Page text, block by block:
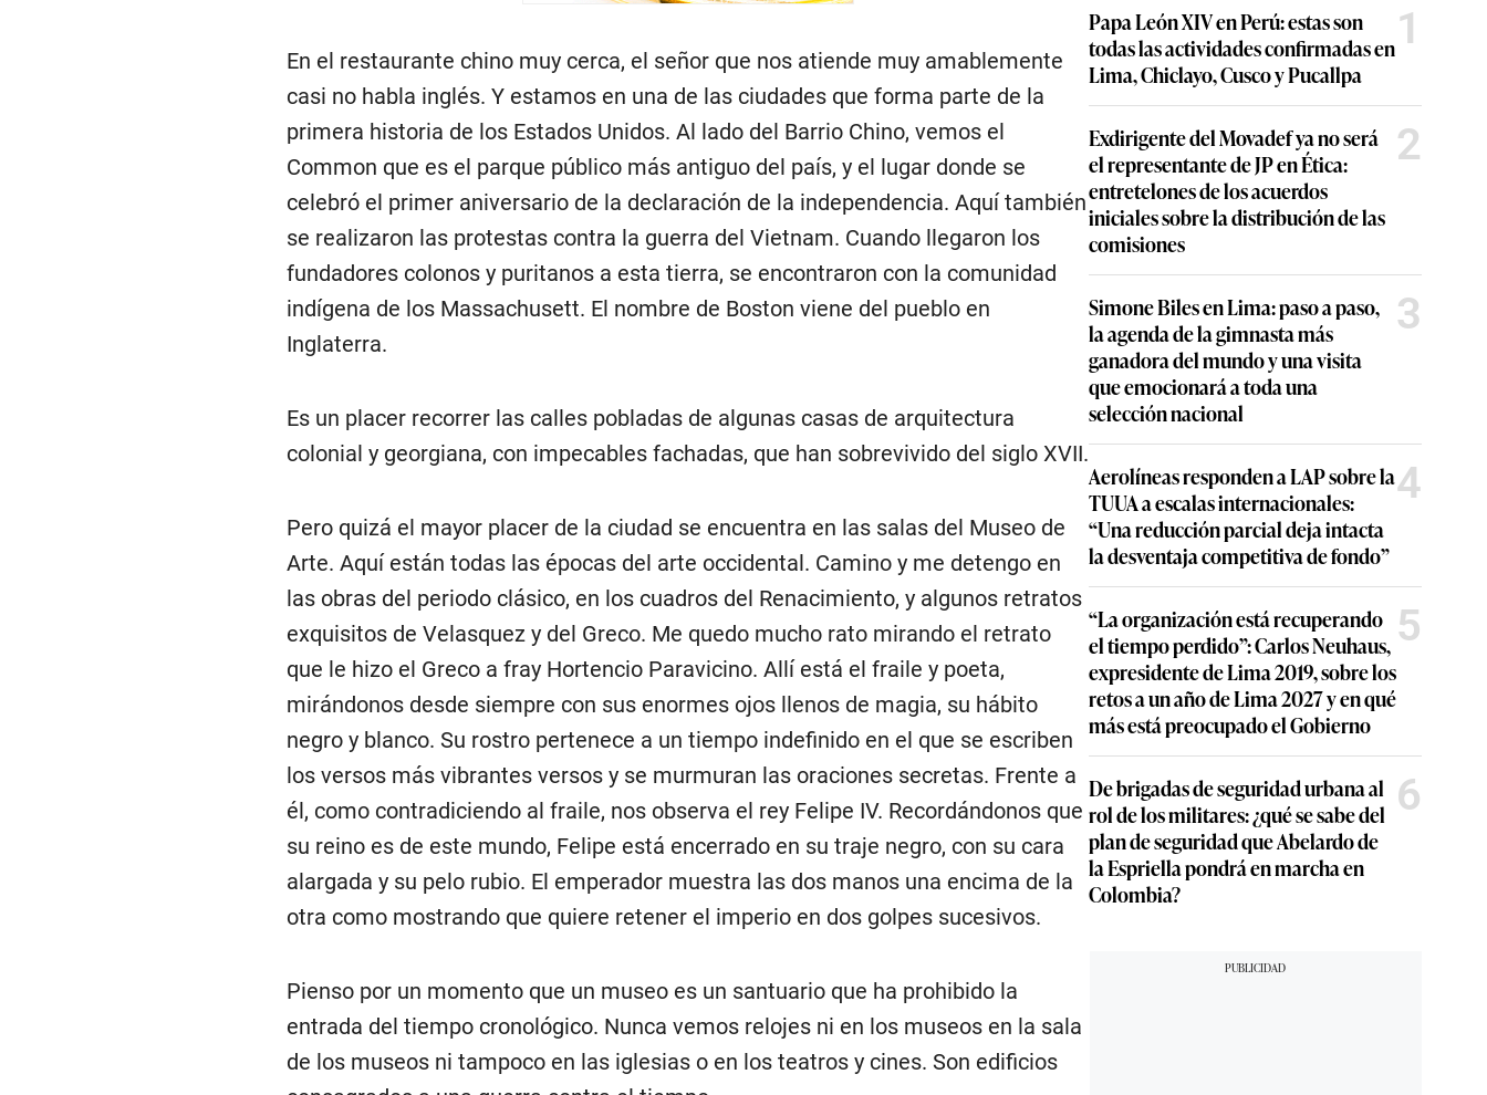
En el restaurante chino muy cerca, el señor que nos atiende muy amablemente
casi no habla inglés. Y estamos en una de las ciudades que forma parte de la
primera historia de los Estados Unidos. Al lado del Barrio Chino, vemos el
Common que es el parque público más antiguo del país, y el lugar donde se
celebró el primer aniversario de la declaración de la independencia. Aquí también
se realizaron las protestas contra la guerra del Vietnam. Cuando llegaron los
fundadores colonos y puritanos a esta tierra, se encontraron con la comunidad
indígena de los Massachusett. El nombre de Boston viene del pueblo en
Inglaterra.
Es un placer recorrer las calles pobladas de algunas casas de arquitectura
colonial y georgiana, con impecables fachadas, que han sobrevivido del siglo XVII.
Pero quizá el mayor placer de la ciudad se encuentra en las salas del Museo de
Arte. Aquí están todas las épocas del arte occidental. Camino y me detengo en
las obras del periodo clásico, en los cuadros del Renacimiento, y algunos retratos
exquisitos de Velasquez y del Greco. Me quedo mucho rato mirando el retrato
que le hizo el Greco a fray Hortencio Paravicino. Allí está el fraile y poeta,
mirándonos desde siempre con sus enormes ojos llenos de magia, su hábito
negro y blanco. Su rostro pertenece a un tiempo indefinido en el que se escriben
los versos más vibrantes versos y se murmuran las oraciones secretas. Frente a
él, como contradiciendo al fraile, nos observa el rey Felipe IV. Recordándonos que
su reino es de este mundo, Felipe está encerrado en su traje negro, con su cara
alargada y su pelo rubio. El emperador muestra las dos manos una encima de la
otra como mostrando que quiere retener el imperio en dos golpes sucesivos.
Pienso por un momento que un museo es un santuario que ha prohibido la
entrada del tiempo cronológico. Nunca vemos relojes ni en los museos en la sala
de los museos ni tampoco en las iglesias o en los teatros y cines. Son edificios
Papa León XIV en Perú: estas son
todas las actividades confirmadas en
Lima, Chiclayo, Cusco y Pucallpa
1
Exdirigente del Movadef ya no será
el representante de JP en Ética:
entretelones de los acuerdos
iniciales sobre la distribución de las
comisiones
2
Simone Biles en Lima: paso a paso,
la agenda de la gimnasta más
ganadora del mundo y una visita
que emocionará a toda una
selección nacional
3
Aerolíneas responden a LAP sobre la
TUUA a escalas internacionales:
“Una reducción parcial deja intacta
la desventaja competitiva de fondo”
4
“La organización está recuperando
el tiempo perdido”: Carlos Neuhaus,
expresidente de Lima 2019, sobre los
retos a un año de Lima 2027 y en qué
más está preocupado el Gobierno
5
De brigadas de seguridad urbana al
rol de los militares: ¿qué se sabe del
plan de seguridad que Abelardo de
la Espriella pondrá en marcha en
Colombia?
6